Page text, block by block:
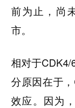
前为止，尚
市。
相对于
分原因在于
效应。因为